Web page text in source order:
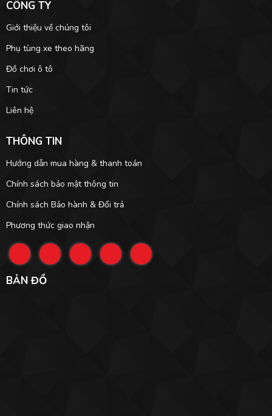
CÔNG TY
Giới thiệu về chúng tôi
Phụ tùng xe theo hãng
Đồ chơi ô tô
Tin tức
Liên hệ
THÔNG TIN
Hướng dẫn mua hàng & thanh toán
Chính sách bảo mật thông tin
Chính sách Bảo hành & Đổi trả
Phương thức giao nhận
BẢN ĐỒ